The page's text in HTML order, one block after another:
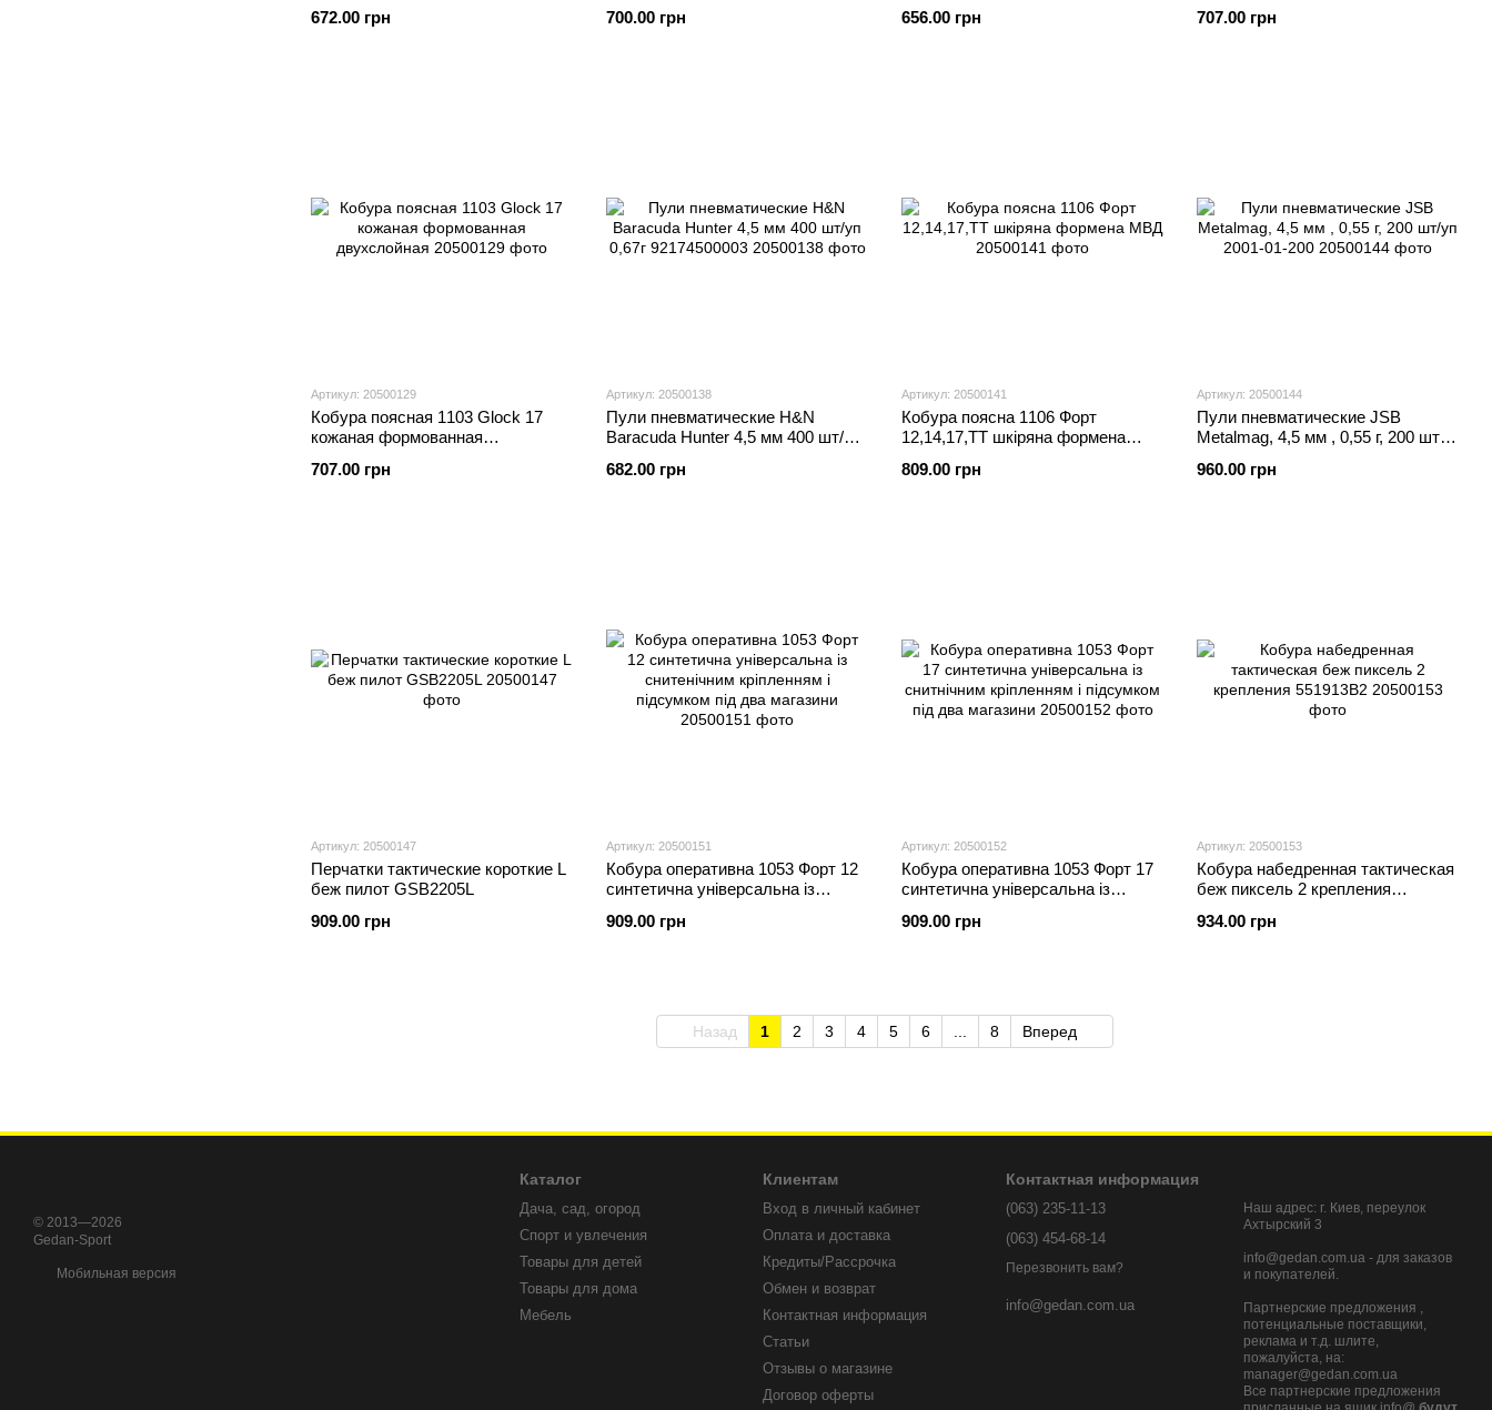
672.00 грн
700.00 грн 656.00 грн
707.00 грн
Артикул: 20500129
Кобура поясная 1103 Glock 17
кожаная формованная
707.00 грн
Артикул: 20500138
Пули пневматические H&N
Baracuda Hunter 4,5 мм 400 шт/уп
682.00 грн
Артикул: 20500141
Кобура поясна 1106 Форт
12,14,17,ТТ шкіряна формена
809.00 грн
Артикул: 20500144
Пули пневматические JSB
Metalmag, 4,5 мм , 0,55 г, 200 шт/
960.00 грн
Артикул: 20500147
Перчатки тактические короткие L
беж пилот GSB2205L
909.00 грн
Артикул: 20500151
Кобура оперативна 1053 Форт 12
синтетична універсальна із
підсумком під два магазини
909.00 грн
Артикул: 20500152
Кобура оперативна 1053 Форт 17
синтетична універсальна із
підсумком під два магазини
909.00 грн
Артикул: 20500153
Кобура набедренная тактическая
беж пиксель 2 крепления
934.00 грн
Назад 1 2 3 4 5 6 8 Вперед
© 2013—2026
Gedan-Sport
Мобильная версия
Каталог
Дача, сад, огород
Спорт и увлечения
Товары для детей
Товары для дома
Мебель
Клиентам
Вход в личный кабинет
Оплата и доставка
Кредиты/Рассрочка
Обмен и возврат
Контактная информация
Статьи
Отзывы о магазине
Договор оферты
Контактная информация
(063) 235-11-13
(063) 454-68-14
Перезвонить вам?
info@gedan.com.ua
Наш адрес: г. Киев, переулок
Ахтырский 3
info@gedan.com.ua - для заказов
и покупателей.
Партнерские предложения ,
потенциальные поставщики,
реклама и т.д. шлите,
пожалуйста, на:
manager@gedan.com.ua
Все партнерские предложения